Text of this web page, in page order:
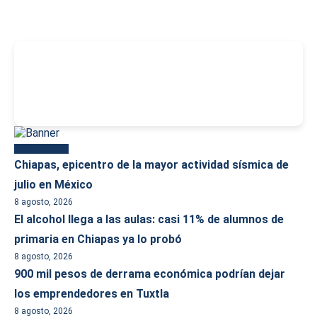
Chiapas, epicentro de la mayor actividad sísmica de
julio en México
8 agosto, 2026
El alcohol llega a las aulas: casi 11% de alumnos de
primaria en Chiapas ya lo probó
8 agosto, 2026
900 mil pesos de derrama económica podrían dejar
los emprendedores en Tuxtla
8 agosto, 2026